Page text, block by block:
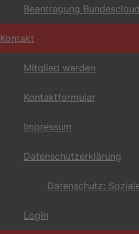
Beantragung
Kontakt
Mitglied werden
Kontaktformular
Impressum
Datenschutzerklärung
Datenschutz:
Login